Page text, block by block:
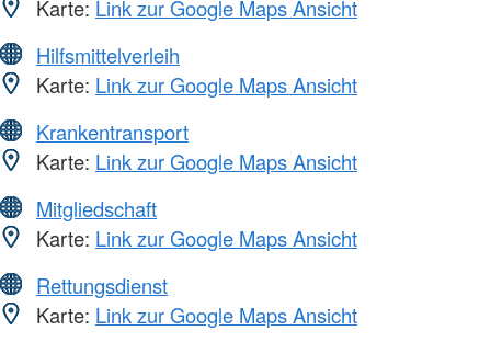
Karte: Link zur Google Maps Ansicht
Hilfsmittelverleih
Karte: Link zur Google Maps Ansicht
Krankentransport
Karte: Link zur Google Maps Ansicht
Mitgliedschaft
Karte: Link zur Google Maps Ansicht
Rettungsdienst
Karte: Link zur Google Maps Ansicht